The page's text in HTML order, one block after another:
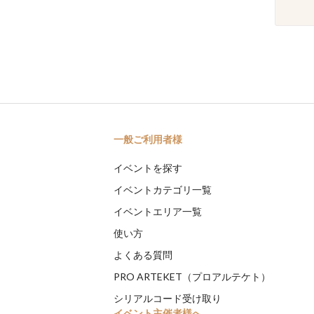
一般ご利用者様
イベントを探す
イベントカテゴリ一覧
イベントエリア一覧
使い方
よくある質問
PRO ARTEKET（プロアルテケト）
シリアルコード受け取り